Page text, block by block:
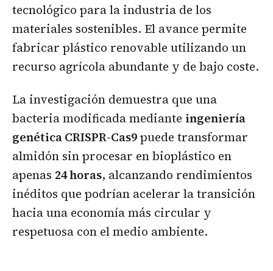
tecnológico para la industria de los
materiales sostenibles. El avance permite
fabricar plástico renovable utilizando un
recurso agrícola abundante y de bajo coste.
La investigación demuestra que una
bacteria modificada mediante ingeniería
genética CRISPR-Cas9puede transformar
almidón sin procesar en bioplástico en
apenas 24 horas, alcanzando rendimientos
inéditos que podrían acelerar la transición
hacia una economía más circular y
respetuosa con el medio ambiente.